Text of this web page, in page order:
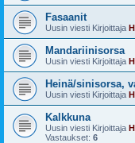
Fasaanit
Uusin viesti Kirjoittaja
Mandariinisorsa
Uusin viesti Kirjoittaja
Heinä/sinisorsa,
Uusin viesti Kirjoittaja
Kalkkuna
Uusin viesti Kirjoittaja
Vastaukset: 6